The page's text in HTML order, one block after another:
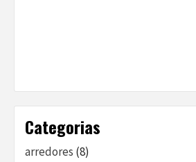
Categorias
arredores (8)